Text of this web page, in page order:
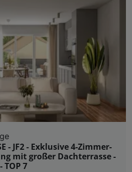
- JF2 - Exklusive 4-Zimmer-
mit großer Dachterrasse -
TOP 7